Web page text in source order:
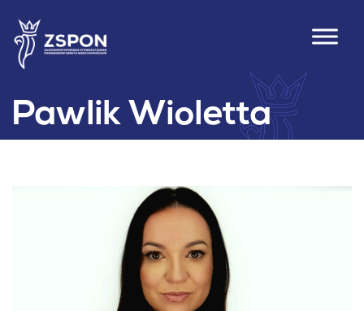
Pawlik Wioletta